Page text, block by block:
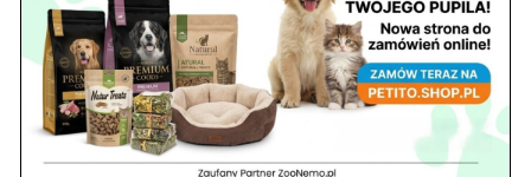
Z Życia Sklepu
Stwórz podwodne arcydzieło: Najpiękniejsze
rośliny akwariowe w ZooNemo – Legionowo i
Nowy Dwór Mazowiecki
Promocje
Upały wracają! Zadbaj o komfort swojego pupila
z matami chłodzącymi ZooNemo